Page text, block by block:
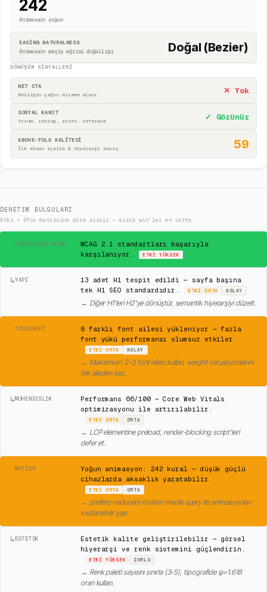
242
Animasyon yoğun
EASING NATURALNESS
Animasyon geçiş eğrisi doğallığı
Doğal (Bezier)
DÖNÜŞÜM SINYALLERI
NET CTA
Belirgin çağrı-eyleme alanı ✕ Yok
SOSYAL KANIT
Yorum, rating, rozet, referans ✓ Görünür
ABOVE-FOLD KALİTESİ
İlk ekran içerik & hiyerarşi skoru 59
DENETIM BULGULARI
Etki × Efor matrisine göre sıralı — quick win'ler en üstte
ERIŞILEBILIRLIK
WCAG 2.1 standartları başarıyla
karşılanıyor.
ETKIYÜKSEK
↳YAPI
13 adet H1 tespit edildi — sayfa başına
tek H1 SEO standardıdır.
ETKIORTA KOLAY
→ Diğer H1'leri H2'ye dönüştür, semantik hiyerarşiyi düzelt.
TIPOGRAFI
8 farklı font ailesi yükleniyor — fazla
font yükü performansı olumsuz etkiler.
ETKIORTA KOLAY
→ Maksimum 2-3 font ailesi kullan, weight varyasyonlarını
tek aileden seç.
↳MÜHENDISLIK
Performans 66/100 — Core Web Vitals
optimizasyonu ile artırılabilir.
ETKIORTA ORTA
→ LCP elementine preload, render-blocking script'leri
defer et.
MOTION
Yoğun animasyon: 242 kural — düşük güçlü
cihazlarda aksaklık yaratabilir.
ETKIORTA ORTA
→ prefers-reduced-motion media query ile animasyonları
kısıtlanabilir yap.
↳ ESTETIK
Estetik kalite geliştirilebilir — görsel
hiyerarşi ve renk sistemini güçlendirin.
ETKIYÜKSEK ZORLU
→ Renk paleti sayısını sınırla (3-5), tipografide φ=1.618
oran kullan.